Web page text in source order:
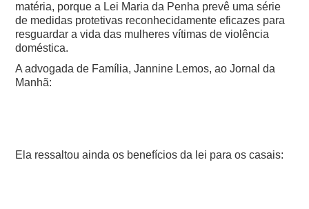
matéria, porque a Lei Maria da Penha prevê uma série
de medidas protetivas reconhecidamente eficazes para
resguardar a vida das mulheres vítimas de violência
doméstica.
A advogada de Família, Jannine Lemos, ao Jornal da
Manhã:
Ela ressaltou ainda os benefícios da lei para os casais: